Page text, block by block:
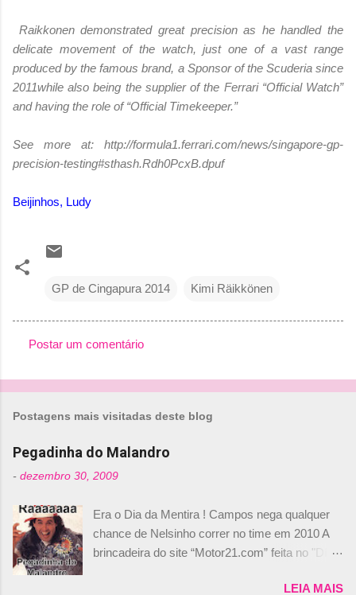
Raikkonen demonstrated great precision as he handled the
delicate movement of the watch, just one of a vast range
produced by the famous brand, a Sponsor of the Scuderia since
2011while also being the supplier of the Ferrari “Official Watch”
and having the role of “Official Timekeeper.”
See more at: http://formula1.ferrari.com/news/singapore-gp-
precision-testing#sthash.Rdh0PcxB.dpuf
Beijinhos, Ludy
GP de Cingapura 2014 Kimi Räikkönen
o
n
t
r
i
o
Postar um comentário
Postagens mais visitadas deste blog
Pegadinha do Malandro
- dezembro 30, 2009
Era o Dia da Mentira ! Campos nega qualquer
chance de Nelsinho correr no time em 2010 A
brincadeira do site “Motor21.com” feita no "Día
de abril –, afirmando que Nelson Piquet havia
LEIA MAIS